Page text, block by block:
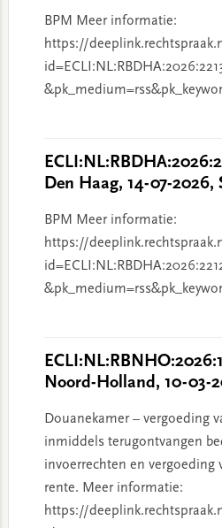
BPM Meer informatie:
https://
Den Haag, 14-07-2026,
BPM Meer informatie:
https://
Noord-Holland, 10-03-
Douanekamer – vergoeding
inmiddels terugontvangen
invoerrechten en vergoeding
rente. Meer informatie:
https://